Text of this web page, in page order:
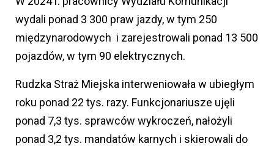
wydali ponad 3 300 praw jazdy, w tym 250
międzynarodowych i zarejestrowali ponad 13 500
pojazdów, w tym 90 elektrycznych.
Rudzka Straż Miejska interweniowała w ubiegłym
roku ponad 22 tys. razy. Funkcjonariusze ujęli
ponad 7,3 tys. sprawców wykroczeń, nałożyli
ponad 3,2 tys. mandatów karnych i skierowali do